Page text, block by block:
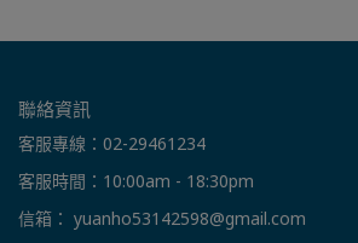
聯絡資訊
客服專線：02-29461234
客服時間：10:00am - 18:30pm
信箱： yuanho53142598@gmail.com